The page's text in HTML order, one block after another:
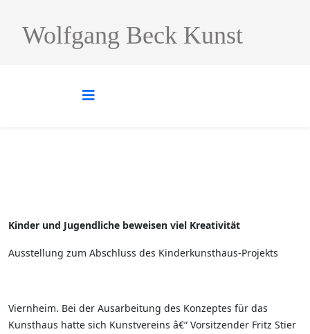
Wolfgang Beck Kunst
Kinder und Jugendliche beweisen viel Kreativität
Ausstellung zum Abschluss des Kinderkunsthaus-Projekts
Viernheim. Bei der Ausarbeitung des Konzeptes für das
Kunsthaus hatte sich Kunstvereins â€“ Vorsitzender Fritz Stier